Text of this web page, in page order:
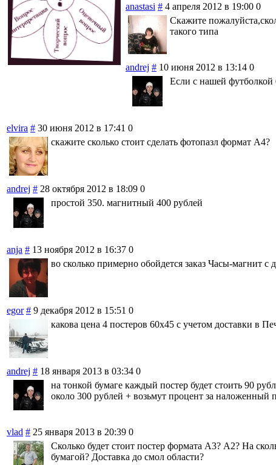
anastasi # 4 апреля 2012 в 19:00 0
Скажите
такого типа
andrej # 10 июня 2012 в 13:14 0
Если с нашей футболкой
elvira # 30 июня 2012 в 17:41 0
скажите сколько стоит сделать фотопазл формат А4?
andrej # 28 октября 2012 в 18:09 0
простой 350. магнитный 400 рублей
anja # 13 ноября 2012 в 16:37 0
во сколько примерно обойдется заказ Часы-магнит с
egor # 9 декабря 2012 в 15:51 0
какова цена 4 постеров 60х45 с учетом доставки в
andrej # 18 января 2013 в 03:34 0
на тонкой бумаге каждый постер будет стоить 90
около 300 рублей + возьмут процент за наложенный
vlad # 25 января 2013 в 20:39 0
Сколько будет стоит постер формата А3? А2? На
бумагой? Доставка до смол области?